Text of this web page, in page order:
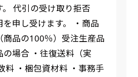
。 代引の受け取り拒否
を申し受けます。 ・商品
商品の100％）受注生産品
の場合 ・往復送料（実
料 ・梱包資材料 ・事務手